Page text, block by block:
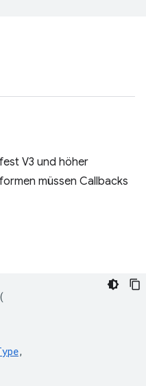
V3 und höher
müssen Callbacks
(
,